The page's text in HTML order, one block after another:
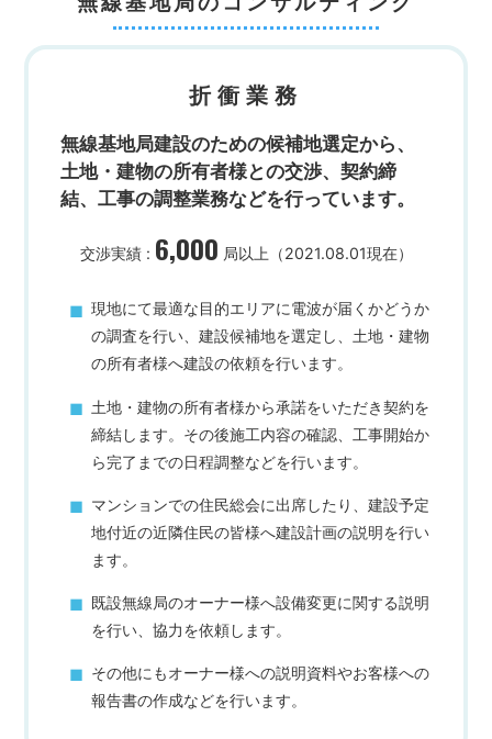
折衝業務
無線基地局建設のための候補地選定から、
土地・建物の所有者様との交渉、契約締
結、 工事の調整業務などを行っています。
交渉実績 : 6,000 局以上（2021.08.01現在）
現地にて最適な目的エリアに電波が届くかどうか
の調査を行い、建設候補地を選定し、土地・建物
の所有者様へ建設の依頼を行います。
土地・建物の所有者様から承諾をいただき契約を
締結します。その後施工内容の確認、工事開始か
ら完了までの日程調整などを行います。
マンションでの住民総会に出席したり、建設予定
地付近の近隣住民の皆様へ建設計画の説明を行い
ます。
既設無線局のオーナー様へ設備変更に関する説明
を行い、協力を依頼します。
その他にもオーナー様への説明資料やお客様への
報告書の作成などを行います。